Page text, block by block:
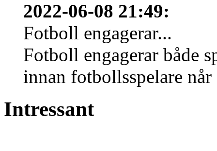
2022-06-08 21:49:
Fotboll engagerar...
Fotboll engagerar både
innan fotbollsspelare
Intressant